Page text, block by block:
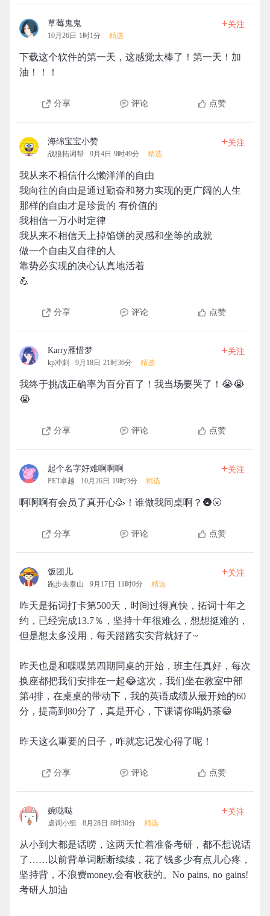
草莓鬼鬼
10月26日 1时1分 精选
+关注
下载这个软件的第一天，这感觉太棒了！第一天！加
油！！！
分享 评论 点赞
海绵宝宝小赞
战狼拓词帮 9月4日 9时49分 精选
+关注
我从来不相信什么懒洋洋的自由
我向往的自由是通过勤奋和努力实现的更广阔的人生
那样的自由才是珍贵的 有价值的
我相信一万小时定律
我从来不相信天上掉馅饼的灵感和坐等的成就
做一个自由又自律的人
靠势必实现的决心认真地活着
💪
分享 评论 点赞
Karry雁惜梦
kp冲刺 9月18日 21时36分 精选
+关注
我终于挑战正确率为百分百了！我当场要哭了！😭😭
😭
分享 评论 点赞
起个名字好难啊啊啊
PET卓越 10月26日 19时3分 精选
+关注
啊啊啊有会员了真开心🥳！谁做我同桌啊？🌚🌝
分享 评论 点赞
饭团儿
跑步去泰山 9月17日 11时0分 精选
+关注
昨天是拓词打卡第500天，时间过得真快，拓词十年之
约，已经完成13.7％，坚持十年很难么，想想挺难的，
但是想太多没用，每天踏踏实实背就好了~
昨天也是和喋喋第四期同桌的开始，班主任真好，每次
换座都把我们安排在一起😂这次，我们坐在教室中部
第4排，在桌桌的带动下，我的英语成绩从最开始的60
分，提高到80分了，真是开心，下课请你喝奶茶😁
昨天这么重要的日子，咋就忘记发心得了呢！
分享 评论 点赞
婉哒哒
虐词小组 8月28日 8时30分 精选
+关注
从小到大都是话唠，这两天忙着准备考研，都不想说话
了……以前背单词断断续续，花了钱多少有点儿心疼，
坚持背，不浪费money,会有收获的。No pains, no gains!
考研人加油